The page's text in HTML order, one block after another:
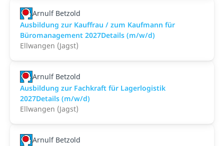
Arnulf Betzold
Ausbildung zur Kauffrau / zum Kaufmann für
Büromanagement 2027Details (m/w/d)
Ellwangen (Jagst)
Arnulf Betzold
Ausbildung zur Fachkraft für Lagerlogistik
2027Details (m/w/d)
Ellwangen (Jagst)
Arnulf Betzold